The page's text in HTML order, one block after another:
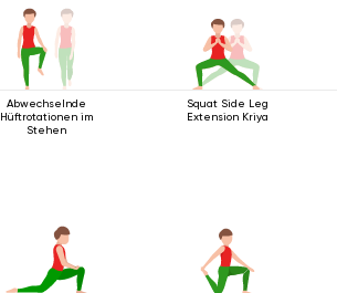
Abwechselnde
Hüftrotationen im
Stehen
Squat Side Leg
Extension Kriya